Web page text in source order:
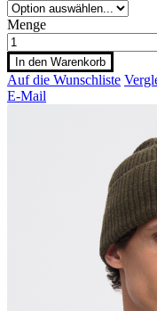
Menge
In den Warenkorb
Auf die Wunschliste
E-Mail